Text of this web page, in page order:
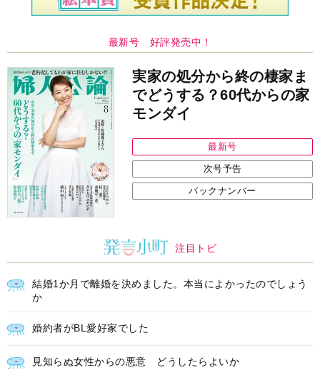
最新号 好評発売中！
実家の処分から終の棲家ま
でどうする？60代からの家
モンダイ
最新号
次号予告
バックナンバー
注目トピ
結婚1か月で離婚を決めました。本当によかったのでしょう
か
婚約者がBL愛好家でした
見知らぬ女性からの悪意 どうしたらよいか